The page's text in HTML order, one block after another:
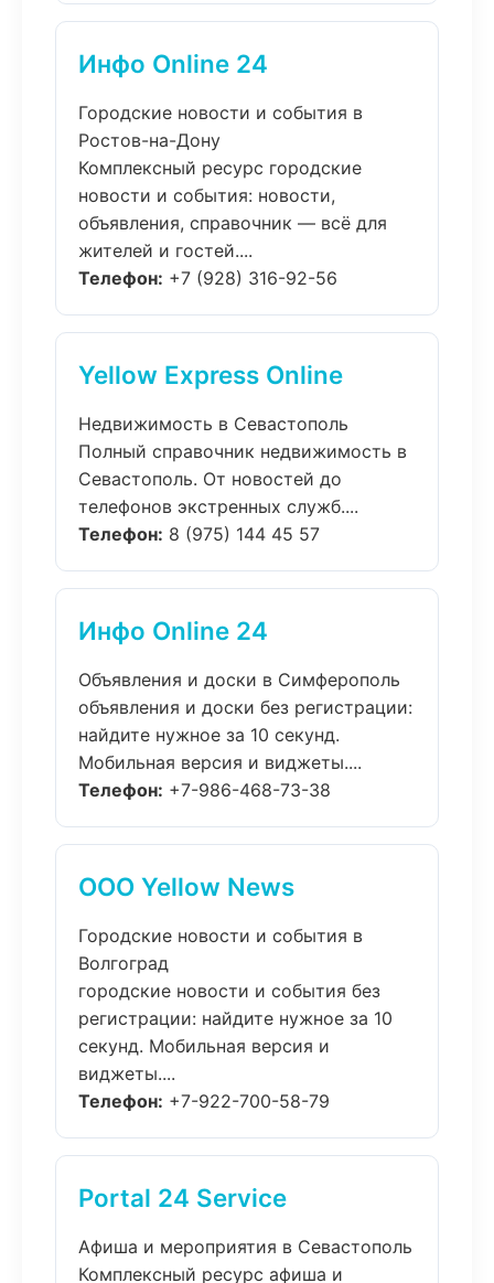
Инфо Online 24
Городские новости и события в
Ростов-на-Дону
Комплексный ресурс городские
новости и события: новости,
объявления, справочник — всё для
жителей и гостей....
Телефон: +7 (928) 316-92-56
Yellow Express Online
Недвижимость в Севастополь
Полный справочник недвижимость в
Севастополь. От новостей до
телефонов экстренных служб....
Телефон: 8 (975) 144 45 57
Инфо Online 24
Объявления и доски в Симферополь
объявления и доски без регистрации:
найдите нужное за 10 секунд.
Мобильная версия и виджеты....
Телефон: +7-986-468-73-38
ООО Yellow News
Городские новости и события в
Волгоград
городские новости и события без
регистрации: найдите нужное за 10
секунд. Мобильная версия и
виджеты....
Телефон: +7-922-700-58-79
Portal 24 Service
Афиша и мероприятия в Севастополь
Комплексный ресурс афиша и